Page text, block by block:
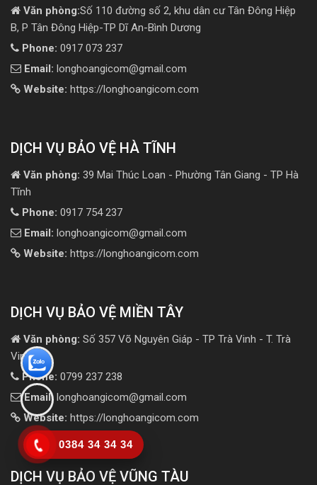
Văn phòng:Số 110 đường số 2, khu dân cư Tân Đông Hiệp
B, P Tân Đông Hiệp-TP Dĩ An-Bình Dương
Phone: 0917 073 237
Email: longhoangicom@gmail.com
Website: https://longhoangicom.com
DỊCH VỤ BẢO VỆ HÀ TĨNH
Văn phòng: 39 Mai Thúc Loan - Phường Tân Giang - TP Hà
Tĩnh
Phone: 0917 754 237
Email: longhoangicom@gmail.com
Website: https://longhoangicom.com
DỊCH VỤ BẢO VỆ MIỀN TÂY
Văn phòng: Số 357 Võ Nguyên Giáp - TP Trà Vinh - T. Trà
Vinh
Phone: 0799 237 238
Email: longhoangicom@gmail.com
Website: https://longhoangicom.com
DỊCH VỤ BẢO VỆ VŨNG TÀU
0384 34 34 34